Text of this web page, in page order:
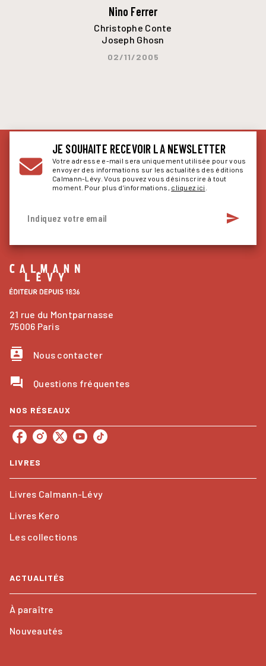
Nino Ferrer
Christophe Conte
Joseph Ghosn
02/11/2005
JE SOUHAITE RECEVOIR LA NEWSLETTER
Votre adresse e-mail sera uniquement utilisée pour vous
envoyer des informations sur les actualités des éditions
Calmann-Lévy. Vous pouvez vous désinscrire à tout
moment. Pour plus d’informations, cliquez ici
Indiquez votre email send
21 rue du Montparnasse
75006 Paris
contacts Nous contacter
question_answer Questions fréquentes
NOS RÉSEAUX
LIVRES
Livres Calmann-Lévy
Livres Kero
Les collections
ACTUALITÉS
À paraître
Nouveautés